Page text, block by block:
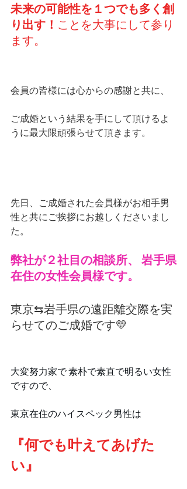
未来の可能性を１つでも多く創
り出す！ ことを大事にして参り
ます。
会員の皆様には心からの感謝と共に、
ご成婚という結果を手にして頂けるよ
うに最大限頑張らせて頂きます。
先日、ご成婚された会員様がお相手男
性と共にご挨拶にお越しくださいまし
た。
弊社が２社目の相談所、 岩手県
在住の女性会員様です。
東京⇆岩手県の遠距離交際を実
らせてのご成婚です💛
大変努力家で 素朴で素直で明るい女性
ですので、
東京在住のハイスペック男性は
『何でも叶えてあげた
い』